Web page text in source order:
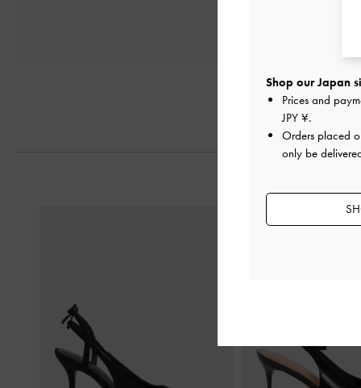
Shop our Japan
Prices and
JPY ¥.
Orders placed
only be